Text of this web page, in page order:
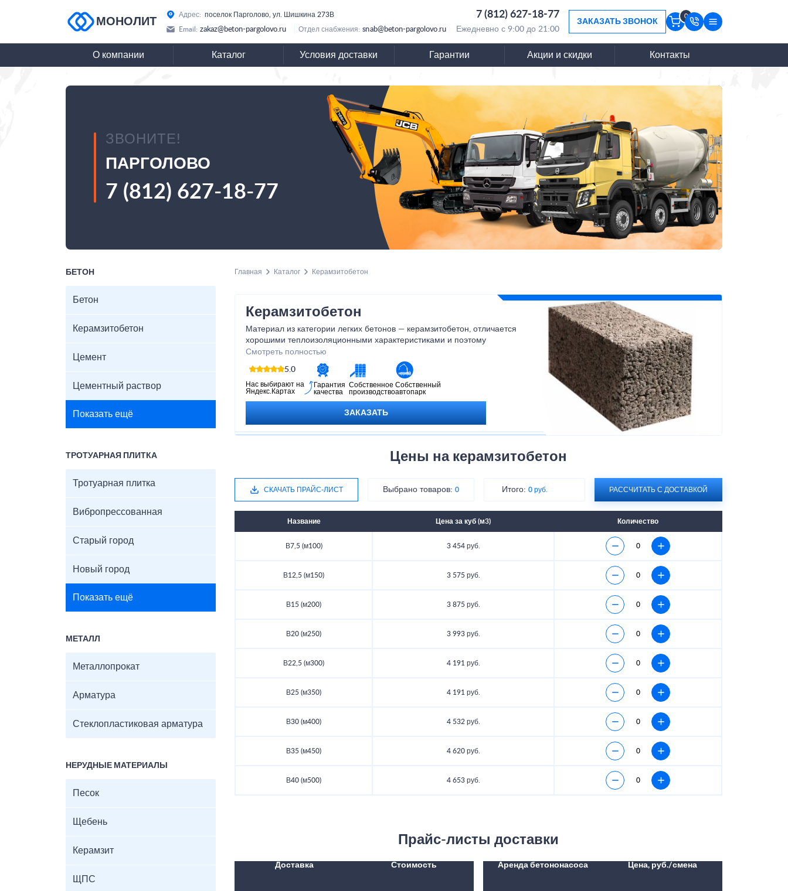
МОНОЛИТ
Адрес: поселок Парголово, ул. Шишкина 273В 7 (812) 627-18-77
Email: zakaz@beton-pargolovo.ru Отдел снабжения: snab@beton-pargolovo.ru Ежедневно с 9:00 до 21:00
ЗАКАЗАТЬ ЗВОНОК
0
О компании Каталог Условия доставки Гарантии Акции и скидки Контакты
ЗВОНИТЕ!
ПАРГОЛОВО
7 (812) 627-18-77
БЕТОН
Бетон
Керамзитобетон
Цемент
Цементный раствор
Показать ещё
ТРОТУАРНАЯ ПЛИТКА
Тротуарная плитка
Вибропрессованная
Старый город
Новый город
Показать ещё
МЕТАЛЛ
Металлопрокат
Арматура
Стеклопластиковая арматура
НЕРУДНЫЕ МАТЕРИАЛЫ
Песок
Щебень
Керамзит
ЩПС
Главная Каталог Керамзитобетон
Керамзитобетон
Материал из категории легких бетонов — керамзитобетон, отличается
хорошими теплоизоляционными характеристиками и поэтому
является лучшим из категории высокопрочных материалов для
теплоизоляционных работ. Мы предлагаем Вам купить
керамзитобетон по цене за куб в нашей компании.
Смотреть полностью
5.0
Нас выбирают на
Яндекс.Картах
Гарантия
качества
Собственное
производство
Собственный
автопарк
ЗАКАЗАТЬ
Цены на керамзитобетон
СКАЧАТЬ ПРАЙС-ЛИСТ Выбрано товаров: 0 Итого:0 руб. РАССЧИТАТЬ С ДОСТАВКОЙ
Название Цена за куб (м3) Количество
В7,5 (м100) 3 454 руб.
В12,5 (м150) 3 575 руб.
В15 (м200) 3 875 руб.
В20 (м250) 3 993 руб.
В22,5 (м300) 4 191 руб.
В25 (м350) 4 191 руб.
В30 (м400) 4 532 руб.
В35 (м450) 4 620 руб.
В40 (м500) 4 653 руб.
Прайс-листы доставки
Доставка Стоимость Аренда бетононасоса Цена, руб./смена